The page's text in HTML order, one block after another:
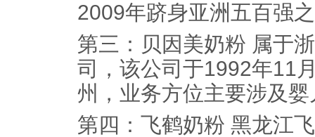
2009年跻身亚洲五百强
第三：贝因美奶粉 属于
司，该公司于1992年11
州，业务方位主要涉及
第四：飞鹤奶粉 黑龙江